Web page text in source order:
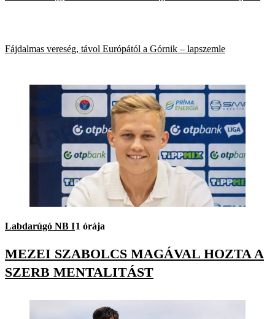
Fájdalmas vereség, távol Európától a Górnik – lapszemle
Labdarúgó NB I1 órája
MEZEI SZABOLCS MAGÁVAL HOZTA A
SZERB MENTALITÁST